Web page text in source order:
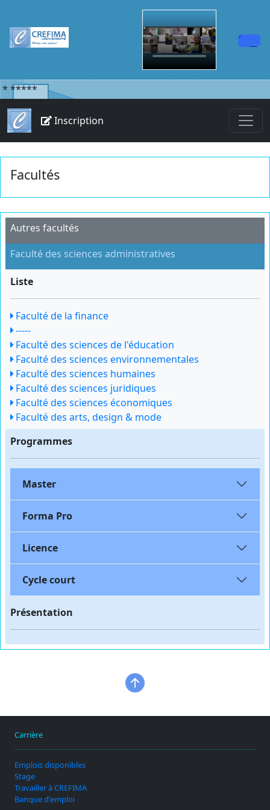
* *****
Inscription
Facultés
Autres facultés
Faculté des sciences administratives
Liste
Faculté de la finance
-----
Faculté des sciences de l'éducation
Faculté des sciences environnementales
Faculté des sciences humaines
Faculté des sciences juridiques
Faculté des sciences économiques
Faculté des arts, design & mode
Programmes
Master
Forma Pro
Licence
Cycle court
Présentation
Carrière
Emplois disponibles
Stage
Travailler à CREFIMA
Banque d'emploi